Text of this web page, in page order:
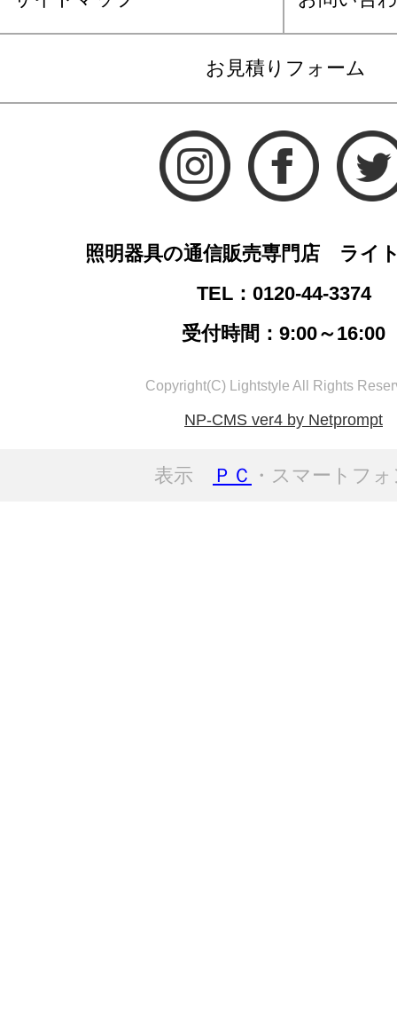
お見積りフォーム
照明器具の通信販売専門店 ライ
TEL：0120-44-3374
受付時間：9:00～16:00
Copyright(C) Lightstyle All Rights
NP-CMS ver4 by Netprompt
表示 ＰＣ ・スマートフ